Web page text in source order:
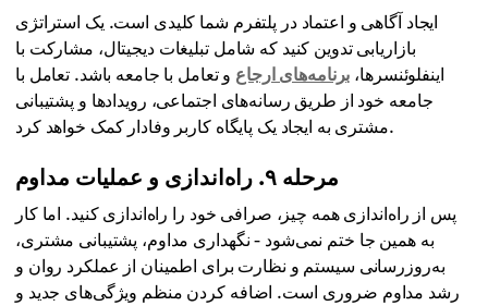
ایجاد آگاهی و اعتماد در پلتفرم شما کلیدی است. یک استراتژی
بازاریابی تدوین کنید که شامل تبلیغات دیجیتال، مشارکت با
اینفلوئنسرها، برنامه‌های ارجاع و تعامل با جامعه باشد. تعامل با
جامعه خود از طریق رسانه‌های اجتماعی، رویدادها و پشتیبانی
مشتری به ایجاد یک پایگاه کاربر وفادار کمک خواهد کرد.
مرحله ۹. راه‌اندازی و عملیات مداوم
پس از راه‌اندازی همه چیز، صرافی خود را راه‌اندازی کنید. اما کار
به همین جا ختم نمی‌شود - نگهداری مداوم، پشتیبانی مشتری،
به‌روزرسانی سیستم و نظارت برای اطمینان از عملکرد روان و
رشد مداوم ضروری است. اضافه کردن منظم ویژگی‌های جدید و